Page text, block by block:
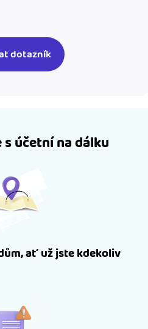
účetní na dálku
ať už jste kdekoliv